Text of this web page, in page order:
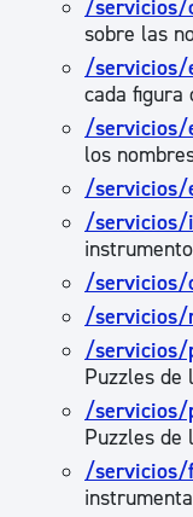
/servicios/
sobre las
/servicios/
cada figura
/servicios/
los
/servicios/
/servicios/
instrumento
/servicios/
/servicios/
/servicios/
Puzzles de
/servicios/
Puzzles de
/servicios/